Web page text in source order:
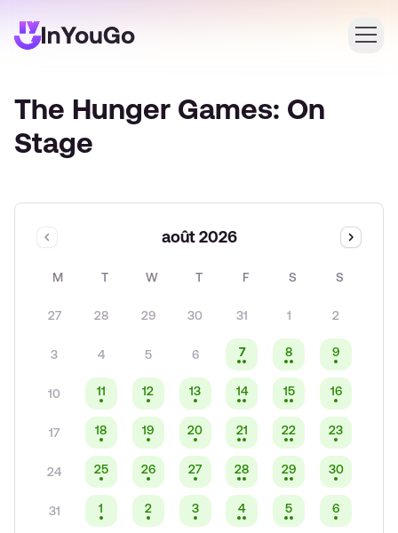
Connexion
Créer un compte
The Hunger Games: On
Stage
août 2026
M T W T F S S
27 28 29 30 31 1 2
3 4 5 6 7 8 9
10 11 12 13 14 15 16
17 18 19 20 21 22 23
24 25 26 27 28 29 30
31 1 2 3 4 5 6